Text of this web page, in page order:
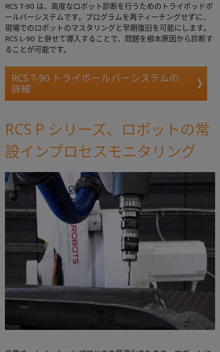
RCS T-90 は、高度なロボット診断を行うためのトライポッドボ
ールバーシステムです。プログラムを再ティーチングせずに、
現場でのロボットのマスタリングと早期復旧を可能にします。
RCS L-90 と併せて導入することで、問題を根本原因から診断す
ることが可能です。
RCS T-90 トライボールバーシステムの
詳細
RCS P シリーズ、ロボットの常
設インプロセスモニタリング